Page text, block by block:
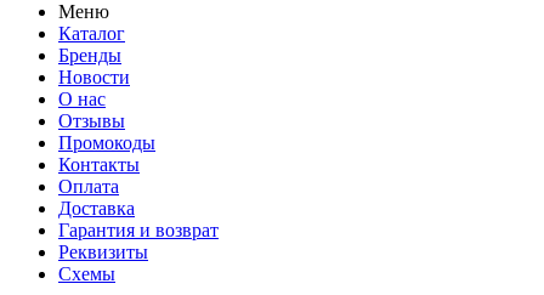
Меню
Каталог
Бренды
Новости
О нас
Отзывы
Промокоды
Контакты
Оплата
Доставка
Гарантия и возврат
Реквизиты
Схемы